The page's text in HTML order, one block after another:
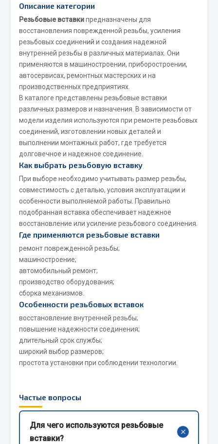
Система питания
Система выпуска газа
Система охлаждения
Сцепление
Показать ещё
Весь раздел
Запчасти SHAANXI (SHACMAN)
Система питания
Тормозная система
Колеса и шины
Система охлаждения
Подвеска
Кабина
Оперение кабины
Показать ещё
Весь раздел
Запчасти FAW
Подвеска
Двигатель
Система охлаждения
Сцепление
Ось передняя
Электрооборудование
Показать ещё
Весь раздел
Описание категории
Резьбовые вставкипредназначены для
восстановления поврежденной резьбы, усиления
резьбовых соединений и создания надежной
внутренней резьбы в различных материалах. Они
применяются в машиностроении, приборостроении,
автосервисах, ремонтных мастерских и на
производственных предприятиях.
В каталоге представлены резьбовые вставки
различных размеров и назначения. В зависимости от
модели изделия используются при ремонте резьбовых
соединений, изготовлении новых деталей и
выполнении монтажных работ, где требуется
долговечное и надежное соединение.
Как выбрать резьбовую вставку
При выборе необходимо учитывать размер резьбы,
совместимость с деталью, условия эксплуатации и
особенности выполняемой работы. Правильно
подобранная вставка обеспечивает надежное
восстановление или усиление резьбового соединения.
Где применяются резьбовые вставки
ремонт поврежденной резьбы;
машиностроение;
автомобильный ремонт;
производство оборудования;
сборка механизмов.
Особенности резьбовых вставок
восстановление внутренней резьбы;
повышение надежности соединения;
длительный срок службы;
широкий выбор размеров;
простота установки при соблюдении технологии.
Частые вопросы
Для чего используются резьбовые
вставки?
+